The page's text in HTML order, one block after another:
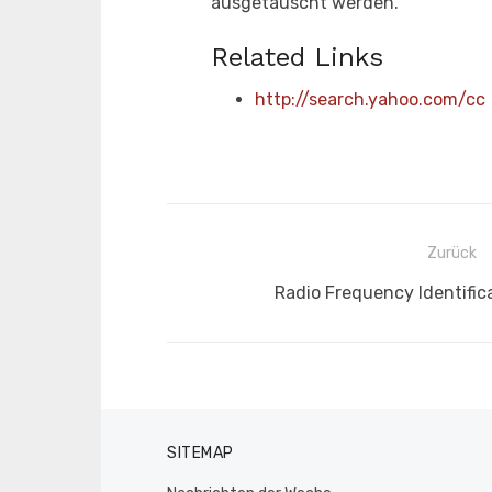
Related Links
http://search.yahoo.com/cc
BeitragsnavigationZurück
Vorheriger
Radio Frequency
SITEMAP